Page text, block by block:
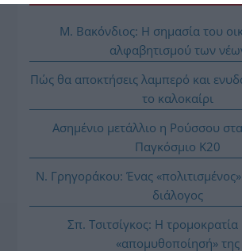
Μ. Βακόνδιος: H σημασία του
αλφαβητισμού των
Πώς θα αποκτήσεις λαμπερό και
το καλοκαίρι
Ασημένιο μετάλλιο η Ρούσσου
Παγκόσμιο Κ20
Ν. Γρηγοράκου: Ένας
διάλογος
Σπ. Τσιτσίγκος: Η τρομοκρατία
«απομυθοποίησή» της